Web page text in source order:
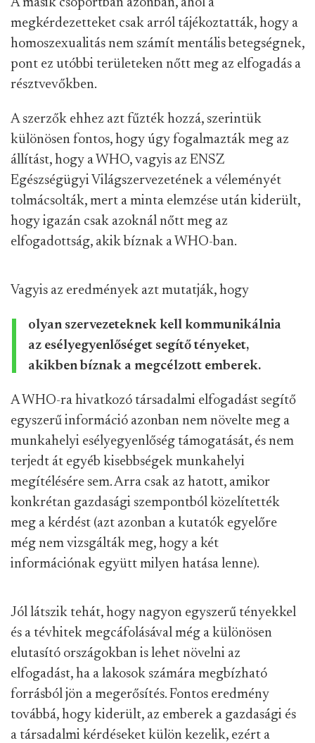
A másik csoportban azonban, ahol a
megkérdezetteket csak arról tájékoztatták, hogy a
homoszexualitás nem számít mentális betegségnek,
pont ez utóbbi területeken nőtt meg az elfogadás a
résztvevőkben.
A szerzők ehhez azt fűzték hozzá, szerintük
különösen fontos, hogy úgy fogalmazták meg az
állítást, hogy a WHO, vagyis az ENSZ
Egészségügyi Világszervezetének a véleményét
tolmácsolták, mert a minta elemzése után kiderült,
hogy igazán csak azoknál nőtt meg az
elfogadottság, akik bíznak a WHO-ban.
Vagyis az eredmények azt mutatják, hogy
olyan szervezeteknek kell kommunikálnia
az esélyegyenlőséget segítő tényeket,
akikben bíznak a megcélzott emberek.
A WHO-ra hivatkozó társadalmi elfogadást segítő
egyszerű információ azonban nem növelte meg a
munkahelyi esélyegyenlőség támogatását, és nem
terjedt át egyéb kisebbségek munkahelyi
megítélésére sem. Arra csak az hatott, amikor
konkrétan gazdasági szempontból közelítették
meg a kérdést (azt azonban a kutatók egyelőre
még nem vizsgálták meg, hogy a két
információnak együtt milyen hatása lenne).
Jól látszik tehát, hogy nagyon egyszerű tényekkel
és a tévhitek megcáfolásával még a különösen
elutasító országokban is lehet növelni az
elfogadást, ha a lakosok számára megbízható
forrásból jön a megerősítés. Fontos eredmény
továbbá, hogy kiderült, az emberek a gazdasági és
a társadalmi kérdéseket külön kezelik, ezért a